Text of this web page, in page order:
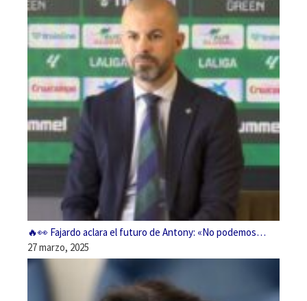
🔥👀 Fajardo aclara el futuro de Antony: «No podemos…
27 marzo, 2025